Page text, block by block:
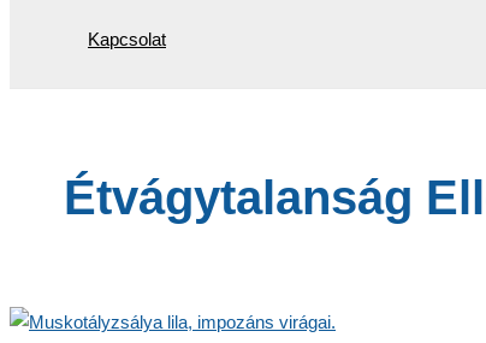
Kapcsolat
Étvágytalanság